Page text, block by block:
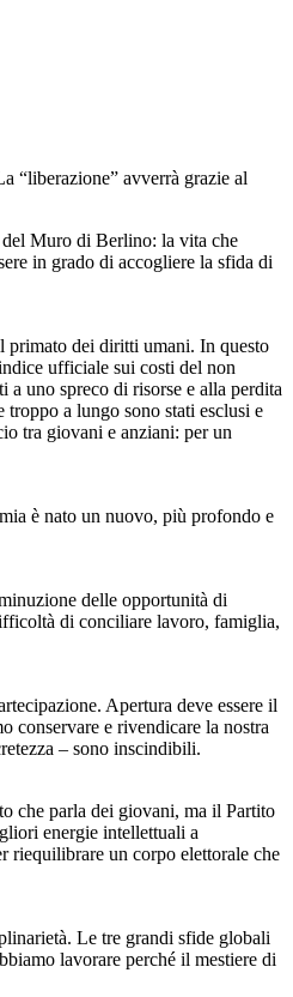
“liberazione” avverrà grazie al
del Muro di Berlino: la vita che
in grado di accogliere la sfida di
primato dei diritti umani. In questo
ufficiale sui costi del non
uno spreco di risorse e alla perdita
a lungo sono stati esclusi e
tra giovani e anziani: per un
è nato un nuovo, più profondo e
delle opportunità di
di conciliare lavoro, famiglia,
Apertura deve essere il
conservare e rivendicare la nostra
– sono inscindibili.
che parla dei giovani, ma il Partito
energie intellettuali a
riequilibrare un corpo elettorale che
Le tre grandi sfide globali
lavorare perché il mestiere di